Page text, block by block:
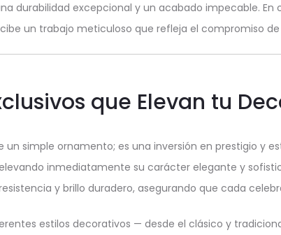
durabilidad excepcional y un acabado impecable. En
un trabajo meticuloso que refleja el compromiso de
que Elevan tu
un simple ornamento; es una inversión en prestigio y
inmediatamente su carácter elegante y
y brillo duradero, asegurando que cada
estilos decorativos — desde el clásico y